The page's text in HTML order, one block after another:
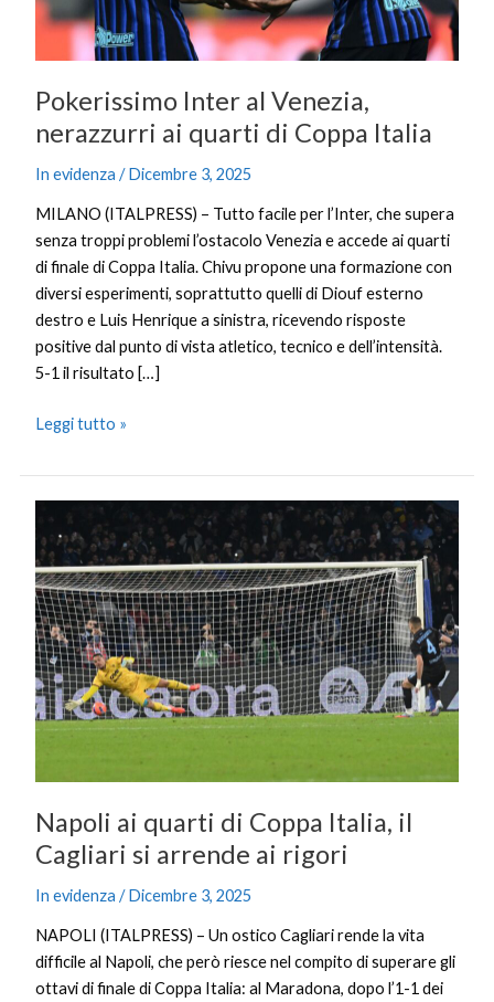
Pokerissimo Inter al Venezia,
nerazzurri ai quarti di Coppa Italia
In evidenza /Dicembre 3, 2025
MILANO (ITALPRESS) – Tutto facile per l’Inter, che supera
senza troppi problemi l’ostacolo Venezia e accede ai quarti
di finale di Coppa Italia. Chivu propone una formazione con
diversi esperimenti, soprattutto quelli di Diouf esterno
destro e Luis Henrique a sinistra, ricevendo risposte
positive dal punto di vista atletico, tecnico e dell’intensità.
5-1 il risultato […]
Italia
Leggi tutto »
Napoli ai quarti di Coppa Italia, il
Cagliari si arrende ai rigori
In evidenza /Dicembre 3, 2025
NAPOLI (ITALPRESS) – Un ostico Cagliari rende la vita
difficile al Napoli, che però riesce nel compito di superare gli
ottavi di finale di Coppa Italia: al Maradona, dopo l’1-1 dei
ai
quarti
di
Coppa
Italia,
il
Cagliari
si